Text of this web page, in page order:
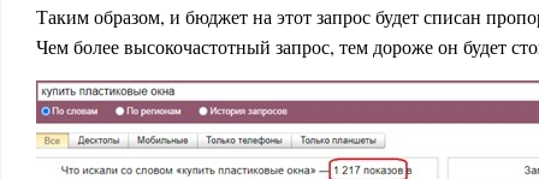
Таким образом, и бюджет на этот запрос будет списан
Чем более высокочастотный запрос, тем дороже он будет